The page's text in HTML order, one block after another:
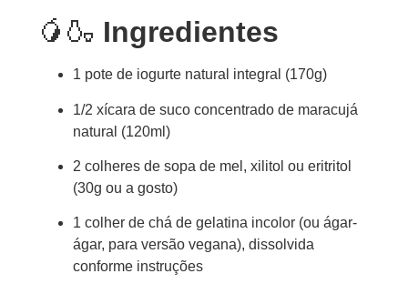
🥭🍶 Ingredientes
1 pote de iogurte natural integral (170g)
1/2 xícara de suco concentrado de maracujá
natural (120ml)
2 colheres de sopa de mel, xilitol ou eritritol
(30g ou a gosto)
1 colher de chá de gelatina incolor (ou ágar-
ágar, para versão vegana), dissolvida
conforme instruções